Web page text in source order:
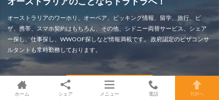
オーストラリアのワーホリ、オーペア、ピッキング情報、留学、旅行、ビ
ザ、携帯、スマホ契約はもちろん、その他、シドニー両替サービス、シェア
ー探し、仕事探し、WWOOF探しなど情報満載です。 政府認定のビザコンサ
ルタントも常時勤務しております。
LINEで相談する
ホーム シェア メニュー 電話 TOPへ